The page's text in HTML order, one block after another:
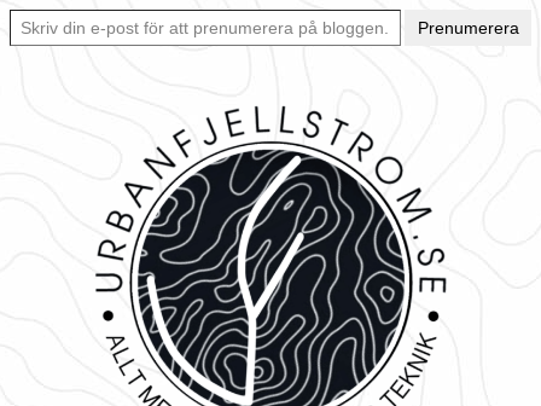
Hoppa
Skriv din e-post för att prenumerera på bloggen… Ett enkelt sätt att hålla sig uppdaterad automatiskt.
Prenumerera